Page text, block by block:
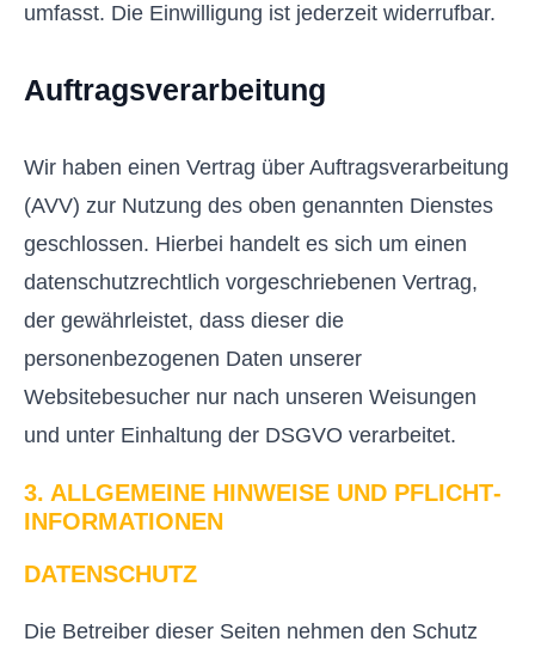
umfasst. Die Einwilligung ist jederzeit widerrufbar.
Auftragsverarbeitung
Wir haben einen Vertrag über Auftragsverarbeitung
(AVV) zur Nutzung des oben genannten Dienstes
geschlossen. Hierbei handelt es sich um einen
datenschutzrechtlich vorgeschriebenen Vertrag,
der gewährleistet, dass dieser die
personenbezogenen Daten unserer
Websitebesucher nur nach unseren Weisungen
und unter Einhaltung der DSGVO verarbeitet.
3. ALLGEMEINE HINWEISE UND PFLICHT­
INFORMATIONEN
DATENSCHUTZ
Die Betreiber dieser Seiten nehmen den Schutz